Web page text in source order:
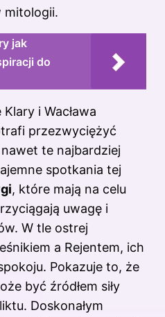
mitologii.
jak
do
i Wacława
przezwyciężyć
te najbardziej
spotkania tej
, które mają na celu
uwagę i
W tle ostrej
a Rejentem, ich
Pokazuje to, że
być źródłem siły
Doskonałym